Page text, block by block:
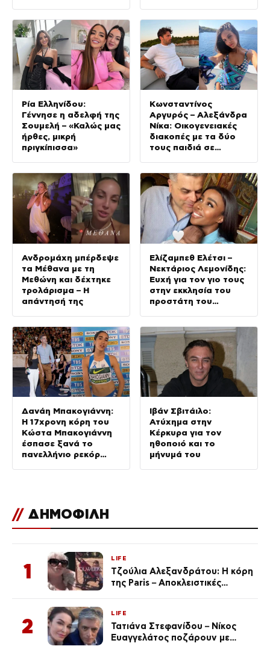
Ρία Ελληνίδου:
Γέννησε η αδελφή της
Σουμελή – «Καλώς μας
ήρθες, μικρή
πριγκίπισσα»
Κωνσταντίνος
Αργυρός – Αλεξάνδρα
Νίκα: Οικογενειακές
διακοπές με τα δύο
τους παιδιά σε
Ανδρομάχη μπέρδεψε
τα Μέθανα με τη
Μεθώνη και δέχτηκε
τρολάρισμα – Η
απάντησή της
Ελίζαμπεθ Ελέτσι –
Νεκτάριος Λεμονίδης:
Ευχή για τον γιο τους
στην εκκλησία του
προστάτη του
Δανάη Μπακογιάννη:
Η 17χρονη κόρη του
Κώστα Μπακογιάννη
έσπασε ξανά το
πανελλήνιο ρεκόρ
Ιβάν Σβιτάιλο:
Ατύχημα στην
Κέρκυρα για τον
ηθοποιό και το
μήνυμά του
// ΔΗΜΟΦΙΛΗ
1
LIFE
Τζούλια Αλεξανδράτου: Η κόρη
της Paris – Αποκλειστικές
2
LIFE
Τατιάνα Στεφανίδου – Νίκος
Ευαγγελάτος ποζάρουν με